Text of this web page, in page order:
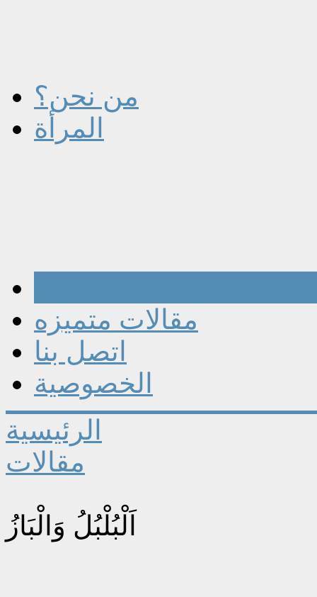
من نحن؟
المرأة
مقالات متميزه
اتصل بنا
الخصوصية
الرئيسية
مقالات
اَلْبُلْبُلُ وَالْبَازُ